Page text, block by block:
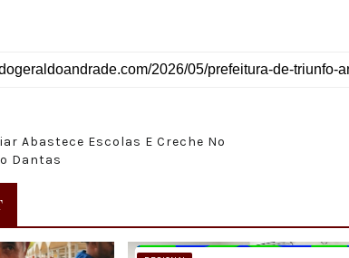
Abastece Escolas E Creche No
Dantas